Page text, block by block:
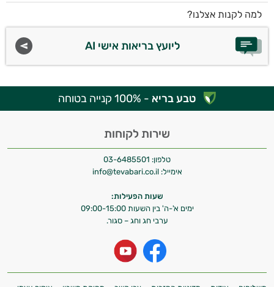
למה לקנות אצלנו?
ליועץ בריאות אישי AI
טבע בריא - 100% קנייה בטוחה
שירות לקוחות
טלפון: 03-6485501
אימייל: info@tevabari.co.il
שעות הפעילות:
ימים א'-ה' בין השעות 09:00-15:00
ערבי חג וחג – סגור.